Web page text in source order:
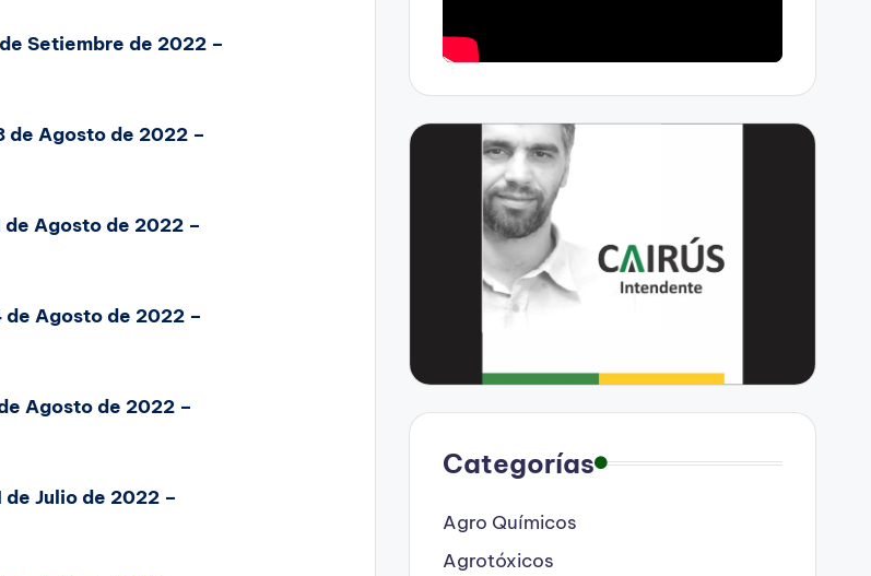
Setiembre de 2022 –
de Agosto de 2022 –
de Agosto de 2022 –
de Agosto de 2022 –
Agosto de 2022 –
Julio de 2022 –
Categorías
Agro Químicos
Agrotóxicos